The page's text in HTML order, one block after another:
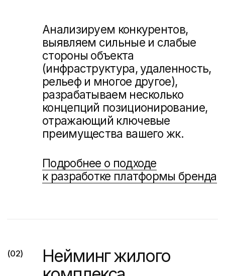
жилого комплекса
с подборщиком
квартир
Хорошо продуманный сайт
всегда помогаетувеличить
маржу. Продающие заголовки,
продуманная структура сайта,
привлекательный дизайн
и анимация — каждый пункт
повышает доходность объекта.
маркетинг, то эффект усилится
в разы.
(05)
Концепция рекламной
кампании и key visual